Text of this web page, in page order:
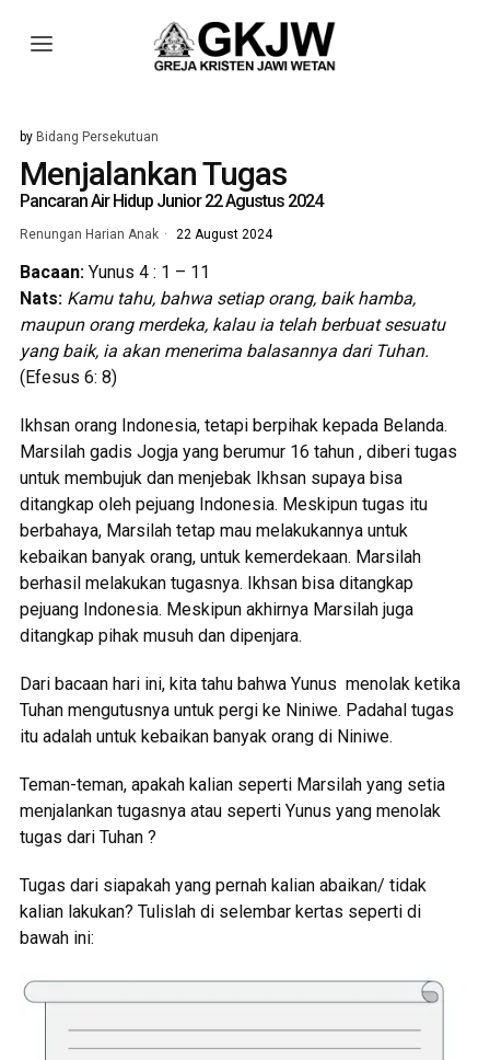
by Bidang Persekutuan
Menjalankan Tugas
Pancaran Air Hidup Junior 22 Agustus 2024
Renungan Harian Anak 22 August 2024
Bacaan: Yunus 4 : 1 – 11
Nats: Kamu tahu, bahwa setiap orang, baik hamba,
maupun orang merdeka, kalau ia telah berbuat sesuatu
yang baik, ia akan menerima balasannya dari Tuhan.
(Efesus 6: 8)
Ikhsan orang Indonesia, tetapi berpihak kepada Belanda.
Marsilah gadis Jogja yang berumur 16 tahun , diberi tugas
untuk membujuk dan menjebak Ikhsan supaya bisa
ditangkap oleh pejuang Indonesia. Meskipun tugas itu
berbahaya, Marsilah tetap mau melakukannya untuk
kebaikan banyak orang, untuk kemerdekaan. Marsilah
berhasil melakukan tugasnya. Ikhsan bisa ditangkap
pejuang Indonesia. Meskipun akhirnya Marsilah juga
ditangkap pihak musuh dan dipenjara.
Dari bacaan hari ini, kita tahu bahwa Yunus menolak ketika
Tuhan mengutusnya untuk pergi ke Niniwe. Padahal tugas
itu adalah untuk kebaikan banyak orang di Niniwe.
Teman-teman, apakah kalian seperti Marsilah yang setia
menjalankan tugasnya atau seperti Yunus yang menolak
tugas dari Tuhan ?
Tugas dari siapakah yang pernah kalian abaikan/ tidak
kalian lakukan? Tulislah di selembar kertas seperti di
bawah ini: